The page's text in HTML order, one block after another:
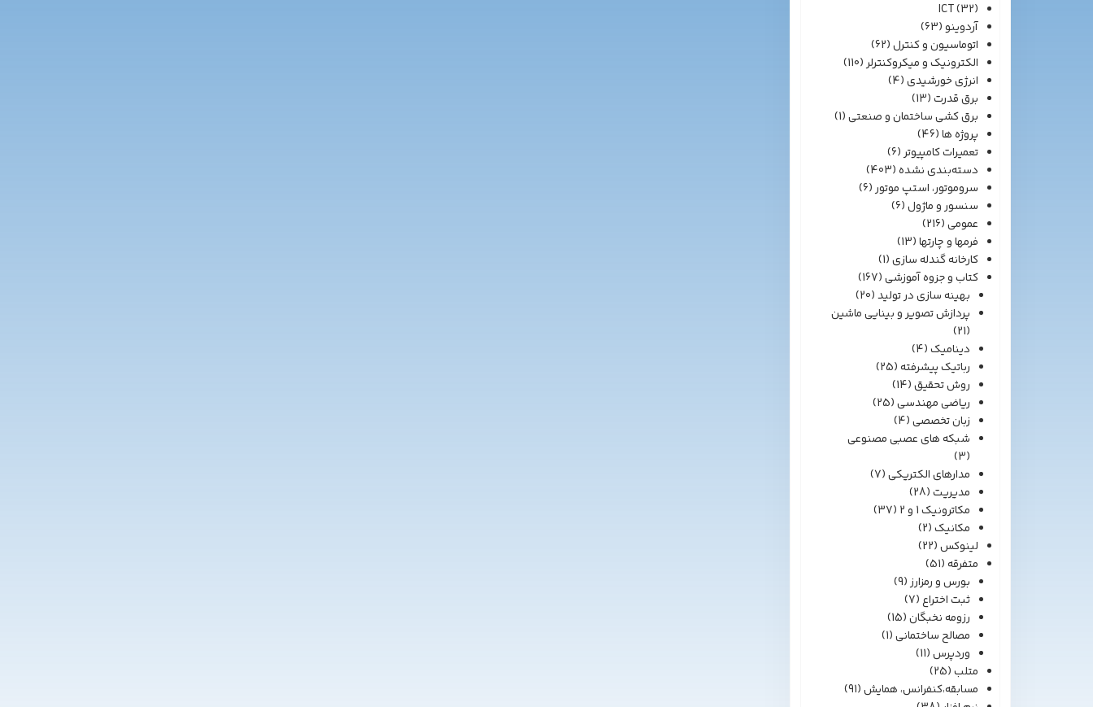
ICT(32)
آردوینو(63)
اتوماسیون و کنترل(62)
الکترونیک و میکروکنترلر(110)
انرژی خورشیدی(4)
برق قدرت(13)
برق کشی ساختمان و صنعتی(1)
پروژه ها(46)
تعمیرات کامپیوتر(6)
دسته‌بندی نشده(403)
سروموتور، استپ موتور(6)
سنسور و ماژول(6)
عمومی(216)
فرمها و چارتها(13)
کارخانه گندله سازی(1)
کتاب و جزوه آموزشی(167)
بهینه سازی در تولید(20)
پردازش تصویر و بینایی ماشین
(21)
دینامیک(4)
رباتیک پیشرفته(25)
روش تحقیق(14)
ریاضی مهندسی(25)
زبان تخصصی(4)
شبکه های عصبی مصنوعی
(3)
مدارهای الکتریکی(7)
مدیریت(28)
مکاترونیک 1 و 2
(37)
مکانیک(2)
لینوکس(22)
متفرقه(51)
بورس و رمزارز(9)
ثبت اختراع(7)
رزومه نخبگان(15)
مصالح ساختمانی(1)
وردپرس(11)
متلب(25)
مسابقه،کنفرانس، همایش(91)